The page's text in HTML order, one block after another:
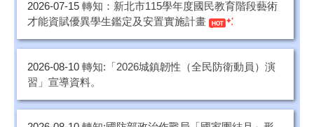
2026-07-15 轉知：新北市115學年度國民教育階段藝術
才能資賦優異學生鑑定及安置實施計畫
2026-08-10 轉知:「2026城鎮韌性（全民防衛動員）演
習」宣導資料。